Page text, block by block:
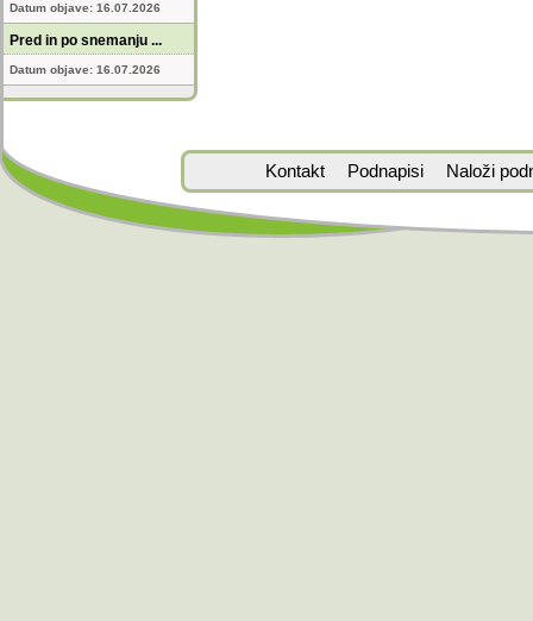
Datum objave: 16.07.2026
Pred in po snemanju ...
Datum objave: 16.07.2026
Kontakt Podnapisi Naloži